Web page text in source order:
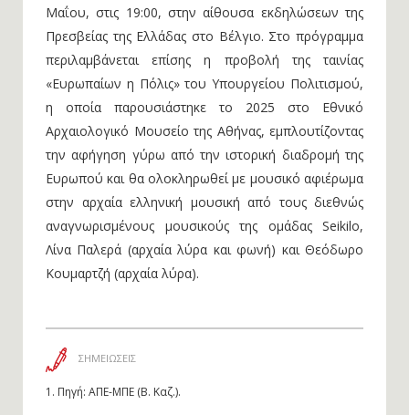
Μαΐου, στις 19:00, στην αίθουσα εκδηλώσεων της
Πρεσβείας της Ελλάδας στο Βέλγιο. Στο πρόγραμμα
περιλαμβάνεται επίσης η προβολή της ταινίας
«Ευρωπαίων η Πόλις» του Υπουργείου Πολιτισμού,
η οποία παρουσιάστηκε το 2025 στο Εθνικό
Αρχαιολογικό Μουσείο της Αθήνας, εμπλουτίζοντας
την αφήγηση γύρω από την ιστορική διαδρομή της
Ευρωπού και θα ολοκληρωθεί με μουσικό αφιέρωμα
στην αρχαία ελληνική μουσική από τους διεθνώς
αναγνωρισμένους μουσικούς της ομάδας Seikilo,
Λίνα Παλερά (αρχαία λύρα και φωνή) και Θεόδωρο
Κουμαρτζή (αρχαία λύρα).
ΣΗΜΕΙΩΣΕΙΣ
1. Πηγή: ΑΠΕ-ΜΠΕ (Β. Καζ.).